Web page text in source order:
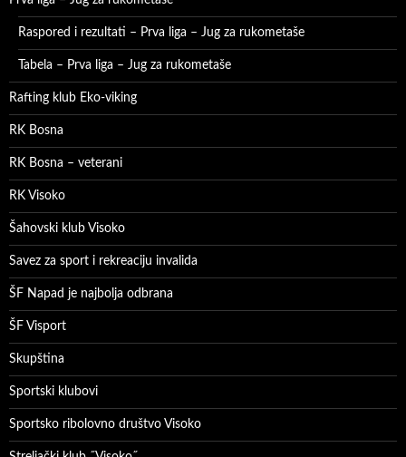
Raspored i rezultati – Prva liga – Jug za rukometaše
Tabela – Prva liga – Jug za rukometaše
Rafting klub Eko-viking
RK Bosna
RK Bosna – veterani
RK Visoko
Šahovski klub Visoko
Savez za sport i rekreaciju invalida
ŠF Napad je najbolja odbrana
ŠF Visport
Skupština
Sportski klubovi
Sportsko ribolovno društvo Visoko